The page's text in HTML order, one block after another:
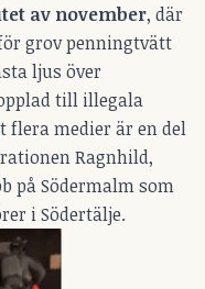
av november, där
grov penningtvätt
ljus över
till illegala
flera medier är en del
Ragnhild,
på Södermalm som
i Södertälje.